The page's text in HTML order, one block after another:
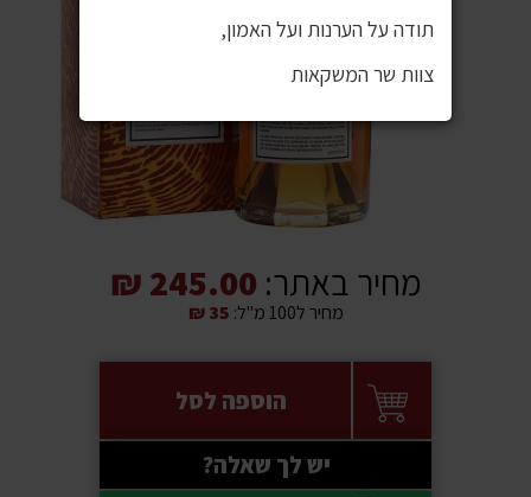
מחיר באתר: 245.00 ₪
מחיר ל100 מ"ל:
הוספה לסל
יש לך שאלה?
תודה על הערנות ועל האמון,
צוות שר המשקאות